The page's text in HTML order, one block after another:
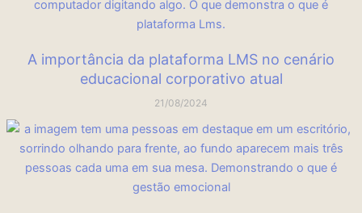
A importância da plataforma LMS no cenário
educacional corporativo atual
21/08/2024